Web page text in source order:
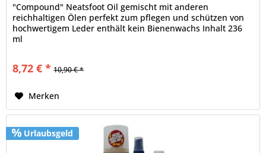
"Compound" Neatsfoot Oil gemischt mit anderen
reichhaltigen Ölen perfekt zum pflegen und schützen von
hochwertigem Leder enthält kein Bienenwachs Inhalt 236
ml
8,72 € * 10,90 € *
Merken
Urlaubsgeld